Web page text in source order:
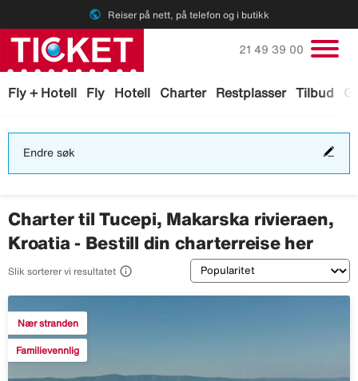
public Reiser på nett, på telefon og i butikk
Fly + Hotell Fly Hotell Charter Restplasser Tilbud
Ring oss på
21 49 39 00
Endre søk
Charter til Tucepi, Makarska rivieraen,
Kroatia - Bestill din charterreise her
Slik sorterer vi resultatet  Sortering
Nær stranden
Familievennlig